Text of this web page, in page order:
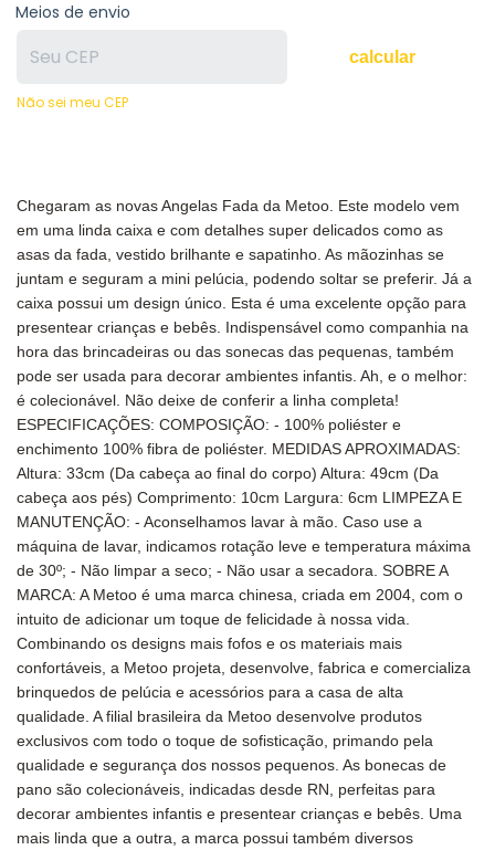
Meios de envio
calcular
Não sei meu CEP
Chegaram as novas Angelas Fada da Metoo. Este modelo vem
em uma linda caixa e com detalhes super delicados como as
asas da fada, vestido brilhante e sapatinho. As mãozinhas se
juntam e seguram a mini pelúcia, podendo soltar se preferir. Já a
caixa possui um design único. Esta é uma excelente opção para
presentear crianças e bebês. Indispensável como companhia na
hora das brincadeiras ou das sonecas das pequenas, também
pode ser usada para decorar ambientes infantis. Ah, e o melhor:
é colecionável. Não deixe de conferir a linha completa!
ESPECIFICAÇÕES: COMPOSIÇÃO: - 100% poliéster e
enchimento 100% fibra de poliéster. MEDIDAS APROXIMADAS:
Altura: 33cm (Da cabeça ao final do corpo) Altura: 49cm (Da
cabeça aos pés) Comprimento: 10cm Largura: 6cm LIMPEZA E
MANUTENÇÃO: - Aconselhamos lavar à mão. Caso use a
máquina de lavar, indicamos rotação leve e temperatura máxima
de 30º; - Não limpar a seco; - Não usar a secadora. SOBRE A
MARCA: A Metoo é uma marca chinesa, criada em 2004, com o
intuito de adicionar um toque de felicidade à nossa vida.
Combinando os designs mais fofos e os materiais mais
confortáveis, a Metoo projeta, desenvolve, fabrica e comercializa
brinquedos de pelúcia e acessórios para a casa de alta
qualidade. A filial brasileira da Metoo desenvolve produtos
exclusivos com todo o toque de sofisticação, primando pela
qualidade e segurança dos nossos pequenos. As bonecas de
pano são colecionáveis, indicadas desde RN, perfeitas para
decorar ambientes infantis e presentear crianças e bebês. Uma
mais linda que a outra, a marca possui também diversos